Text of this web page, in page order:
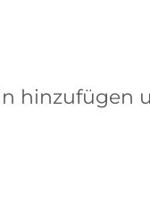
hinzufügen